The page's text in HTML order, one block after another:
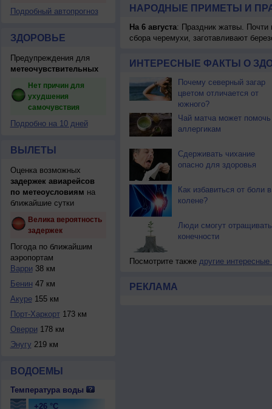
Подробный автопрогноз
ЗДОРОВЬЕ
Предупреждения для
метеочувствительных
Нет причин для
ухудшения
самочувствия
Подробно на 10 дней
ВЫЛЕТЫ
Оценка возможных
задержек авиарейсов
по метеоусловиям на
ближайшие сутки
Велика вероятность
задержек
Погода по ближайшим
аэропортам
Варри 38 км
Бенин 47 км
Акуре155 км
Порт-Харкорт173 км
Оверри 178 км
Энугу 219 км
ВОДОЕМЫ
Температура воды
+26 °C
НАРОДНЫЕ ПРИМЕТЫ И
На 6 августа: Праздник жатвы. Почти
сбора черемухи, заготавливают
ИНТЕРЕСНЫЕ ФАКТЫ О
Почему северный загар
цветом отличается от
южного?
Чай матча может помочь
аллергикам
Сдерживать чихание
опасно для здоровья
Как избавиться от боли в
колене?
Люди смогут отращивать
конечности
Посмотрите также другие интересные
РЕКЛАМА